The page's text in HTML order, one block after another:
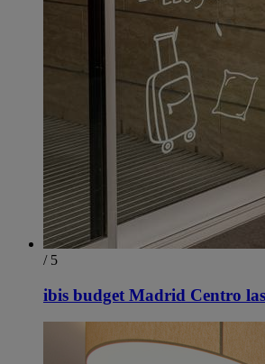
/ 5
ibis budget Madrid Centro